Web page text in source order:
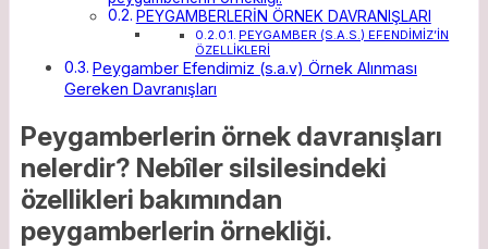
PEYGAMBERLERİN ÖRNEK DAVRANIŞLARI
PEYGAMBER (S.A.S.) EFENDİMİZ’İN
ÖZELLİKLERİ
Peygamber Efendimiz (s.a.v) Örnek Alınması
Gereken Davranışları
Peygamberlerin örnek davranışları
nelerdir? Nebîler silsilesindeki
özellikleri bakımından
peygamberlerin örnekliği.